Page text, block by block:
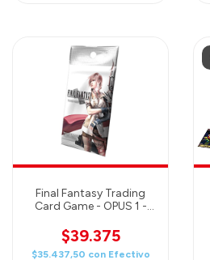
Final Fantasy Trading
Card Game - OPUS 1 -
$39.375
$35.437,50 con Efectivo